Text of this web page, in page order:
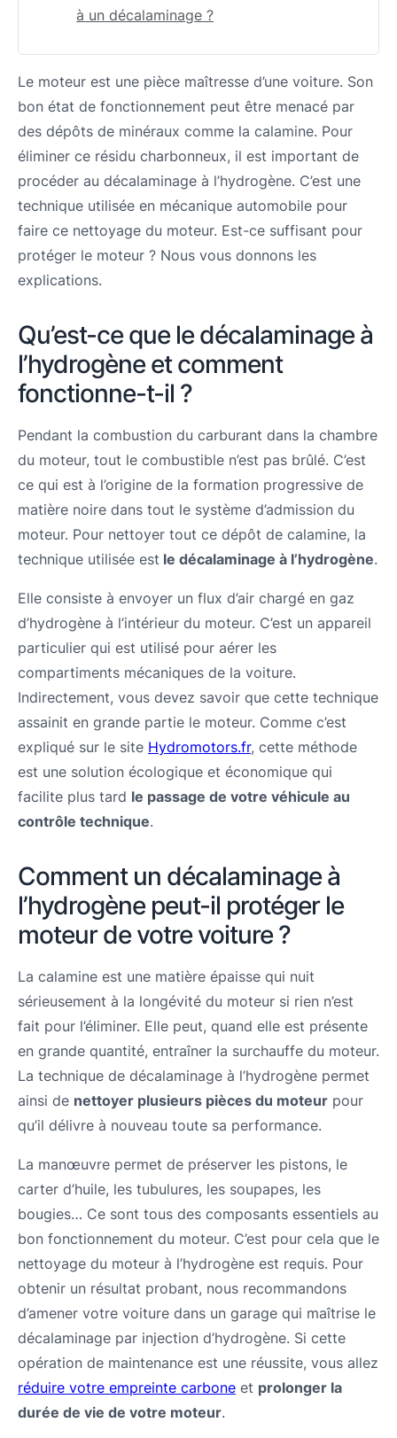
à un décalaminage ?
Le moteur est une pièce maîtresse d’une voiture. Son
bon état de fonctionnement peut être menacé par
des dépôts de minéraux comme la calamine. Pour
éliminer ce résidu charbonneux, il est important de
procéder au décalaminage à l’hydrogène. C’est une
technique utilisée en mécanique automobile pour
faire ce nettoyage du moteur. Est-ce suffisant pour
protéger le moteur ? Nous vous donnons les
explications.
Qu’est-ce que le décalaminage à
l’hydrogène et comment
fonctionne-t-il ?
Pendant la combustion du carburant dans la chambre
du moteur, tout le combustible n’est pas brûlé. C’est
ce qui est à l’origine de la formation progressive de
matière noire dans tout le système d’admission du
moteur. Pour nettoyer tout ce dépôt de calamine, la
technique utilisée est le décalaminage à l’hydrogène.
Elle consiste à envoyer un flux d’air chargé en gaz
d’hydrogène à l’intérieur du moteur. C’est un appareil
particulier qui est utilisé pour aérer les
compartiments mécaniques de la voiture.
Indirectement, vous devez savoir que cette technique
assainit en grande partie le moteur. Comme c’est
expliqué sur le site Hydromotors.fr, cette méthode
est une solution écologique et économique qui
facilite plus tard le passage de votre véhicule au
contrôle technique.
Comment un décalaminage à
l’hydrogène peut-il protéger le
moteur de votre voiture ?
La calamine est une matière épaisse qui nuit
sérieusement à la longévité du moteur si rien n’est
fait pour l’éliminer. Elle peut, quand elle est présente
en grande quantité, entraîner la surchauffe du moteur.
La technique de décalaminage à l’hydrogène permet
ainsi de nettoyer plusieurs pièces du moteur pour
qu’il délivre à nouveau toute sa performance.
La manœuvre permet de préserver les pistons, le
carter d’huile, les tubulures, les soupapes, les
bougies… Ce sont tous des composants essentiels au
bon fonctionnement du moteur. C’est pour cela que le
nettoyage du moteur à l’hydrogène est requis. Pour
obtenir un résultat probant, nous recommandons
d’amener votre voiture dans un garage qui maîtrise le
décalaminage par injection d’hydrogène. Si cette
opération de maintenance est une réussite, vous allez
réduire votre empreinte carbone et prolonger la
durée de vie de votre moteur.